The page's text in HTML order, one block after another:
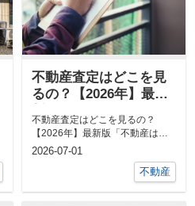
不動産査定はどこを見
るの？【2026年】最新
不動産査定はどこを見るの？
【2026年】最新版「不動産は査
定時にどこを見ているのだろ
2026-07-01
不動産